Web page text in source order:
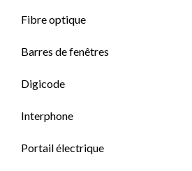
Fibre optique
Barres de fenêtres
Digicode
Interphone
Portail électrique